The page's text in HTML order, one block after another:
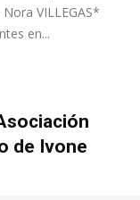
VILLEGAS*
en...
de Ivone